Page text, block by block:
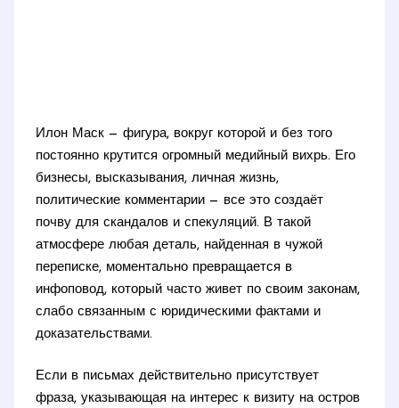
Илон Маск — фигура, вокруг которой и без того
постоянно крутится огромный медийный вихрь. Его
бизнесы, высказывания, личная жизнь,
политические комментарии — все это создаёт
почву для скандалов и спекуляций. В такой
атмосфере любая деталь, найденная в чужой
переписке, моментально превращается в
инфоповод, который часто живет по своим законам,
слабо связанным с юридическими фактами и
доказательствами.
Если в письмах действительно присутствует
фраза, указывающая на интерес к визиту на остров